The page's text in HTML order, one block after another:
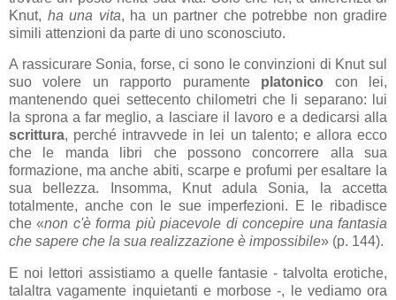
Knut, ha una vita, ha un partner che potrebbe non gradire
simili attenzioni da parte di uno sconosciuto.
A rassicurare Sonia, forse, ci sono le convinzioni di Knut sul
suo volere un rapporto puramente platonico con lei,
mantenendo quei settecento chilometri che li separano: lui
la sprona a far meglio, a lasciare il lavoro e a dedicarsi alla
scrittura, perché intravvede in lei un talento; e allora ecco
che le manda libri che possono concorrere alla sua
formazione, ma anche abiti, scarpe e profumi per esaltare la
sua bellezza. Insomma, Knut adula Sonia, la accetta
totalmente, anche con le sue imperfezioni. E le ribadisce
che «non c'è forma più piacevole di concepire una fantasia
che sapere che la sua realizzazione è impossibile» (p. 144).
E noi lettori assistiamo a quelle fantasie - talvolta erotiche,
talaltra vagamente inquietanti e morbose -, le vediamo ora